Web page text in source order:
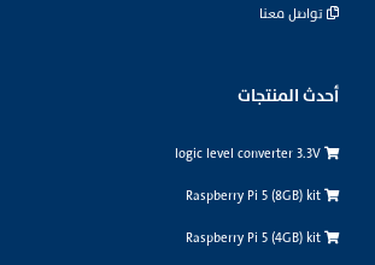
تواصل معنا
أحدث المنتجات